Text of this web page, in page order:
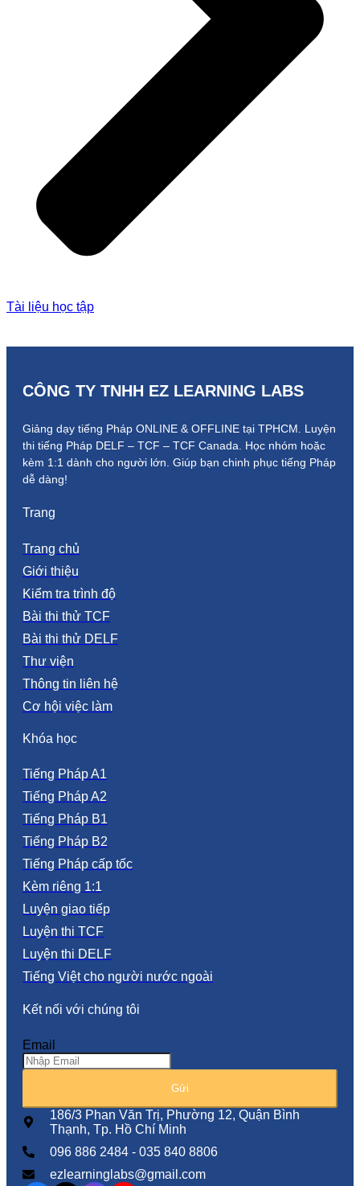
Tài liệu học tập
CÔNG TY TNHH EZ LEARNING LABS
Giảng dạy tiếng Pháp ONLINE & OFFLINE tại TPHCM. Luyện
thi tiếng Pháp DELF – TCF – TCF Canada. Học nhóm hoặc
kèm 1:1 dành cho người lớn. Giúp bạn chinh phục tiếng Pháp
dễ dàng!
Trang
Trang chủ
Giới thiệu
Kiểm tra trình độ
Bài thi thử TCF
Bài thi thử DELF
Thư viện
Thông tin liên hệ
Cơ hội việc làm
Khóa học
Tiếng Pháp A1
Tiếng Pháp A2
Tiếng Pháp B1
Tiếng Pháp B2
Tiếng Pháp cấp tốc
Kèm riêng 1:1
Luyện giao tiếp
Luyện thi TCF
Luyện thi DELF
Tiếng Việt cho người nước ngoài
Kết nối với chúng tôi
Email
Gửi
186/3 Phan Văn Trị, Phường 12, Quận Bình
Thạnh, Tp. Hồ Chí Minh
096 886 2484 - 035 840 8806
ezlearninglabs@gmail.com